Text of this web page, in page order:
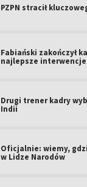
PZPN stracił
Fabiański zakończył
najlepsze interwencje
Drugi trener kadry
Indii
Oficjalnie: wiemy,
w Lidze Narodów